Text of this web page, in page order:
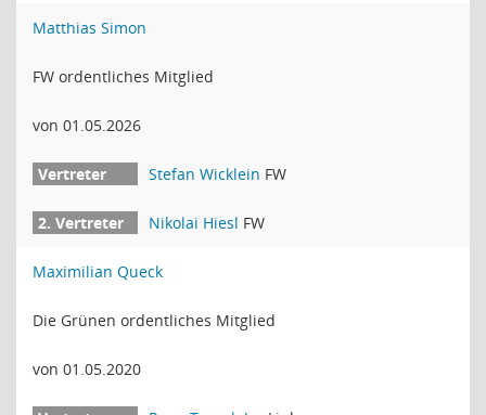
Matthias Simon
FW ordentliches Mitglied
von 01.05.2026
Stefan Wicklein FW
Nikolai Hiesl FW
Maximilian Queck
Die Grünen ordentliches Mitglied
von 01.05.2020